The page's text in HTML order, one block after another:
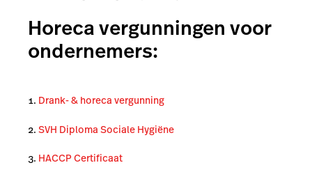
Horeca vergunningen voor
ondernemers:
Drank- & horeca vergunning
SVH Diploma Sociale Hygiëne
HACCP Certificaat